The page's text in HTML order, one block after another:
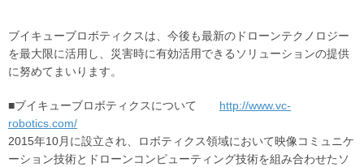
ブイキューブロボティクスは、今後も最新のドローンテクノロジー
を最大限に活用し、災害時に有効活用できるソリューションの提供
に努めてまいります。
■ブイキューブロボティクスについて http://www.vc-
robotics.com/
2015年10月に設立され、ロボティクス領域において映像コミュニケ
ーション技術とドローンコンピューティング技術を組み合わせたソ